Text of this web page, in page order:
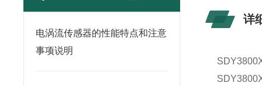
电涡流传感器的性能特点和注意
事项说明
详